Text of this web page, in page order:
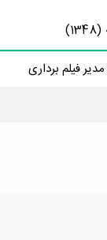
(1348)
مدیر فیلم برداری